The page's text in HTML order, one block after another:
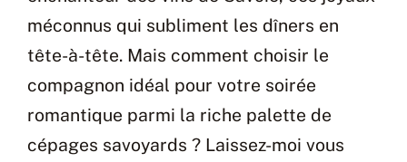
méconnus qui subliment les dîners en
tête-à-tête. Mais comment choisir le
compagnon idéal pour votre soirée
romantique parmi la riche palette de
cépages savoyards ? Laissez-moi vous